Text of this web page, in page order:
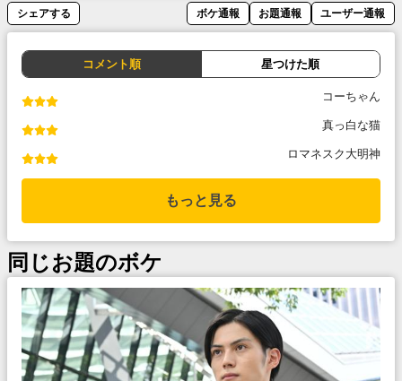
シェアする ボケ通報 お題通報 ユーザー通報
コメント順 星つけた順
コーちゃん
真っ白な猫
ロマネスク大明神
もっと見る
同じお題のボケ